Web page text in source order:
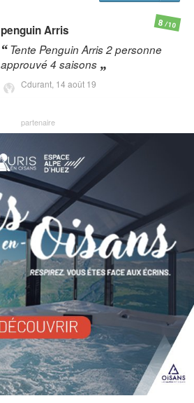
penguinArris
Tente Penguin Arris 2 personne
approuvé 4 saisons
Cdurant, 14 août 19
8/10